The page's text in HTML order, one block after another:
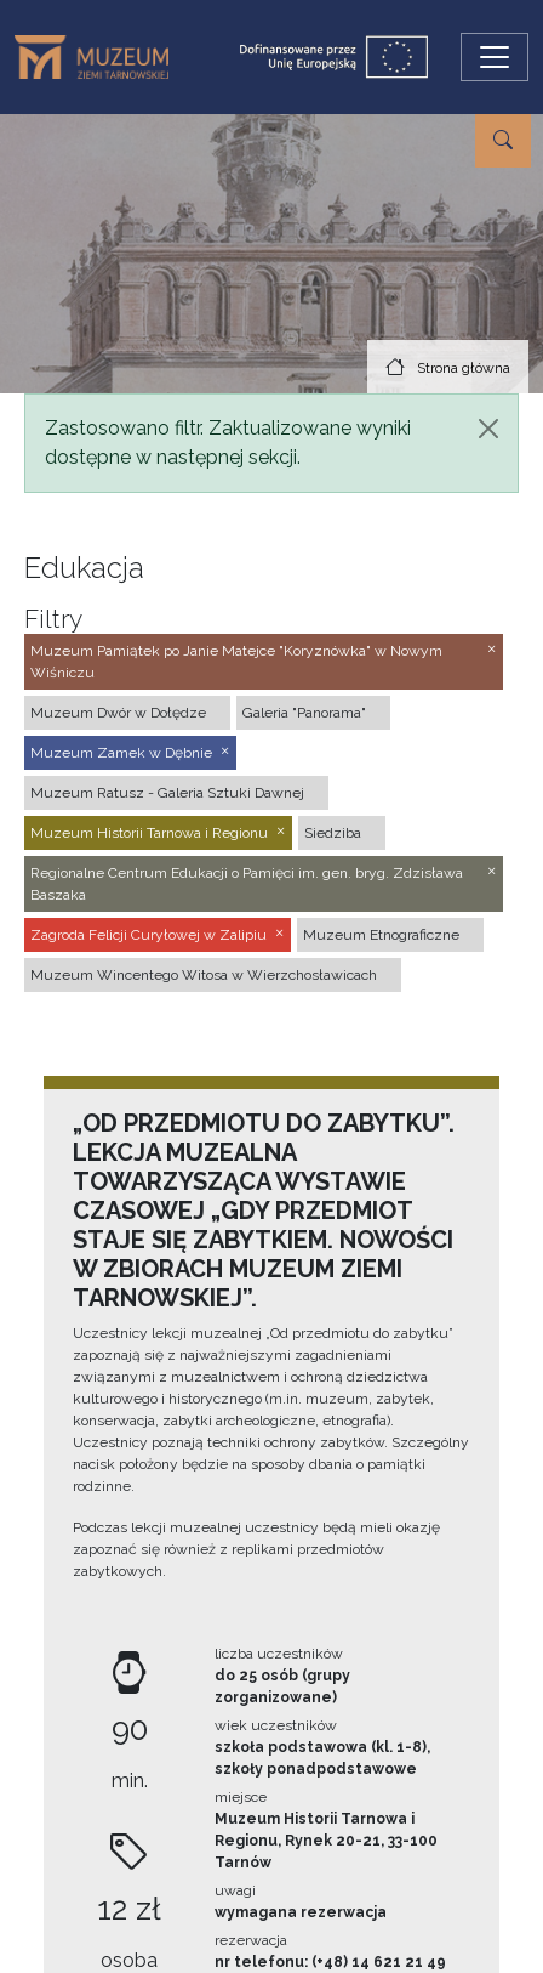
Strona główna
Komunikat
Zastosowano filtr. Zaktualizowane wyniki
dostępne w następnej sekcji.
Edukacja
Filtry
Muzeum Pamiątek po Janie Matejce "Koryznówka" w Nowym
Wiśniczu
Muzeum Dwór w Dołędze Galeria "Panorama"
Muzeum Zamek w Dębnie
Muzeum Ratusz - Galeria Sztuki Dawnej
Muzeum Historii Tarnowa i Regionu Siedziba
Regionalne Centrum Edukacji o Pamięci im. gen. bryg. Zdzisława
Baszaka
Zagroda Felicji Curyłowej w Zalipiu Muzeum Etnograficzne
Muzeum Wincentego Witosa w Wierzchosławicach
„OD PRZEDMIOTU DO ZABYTKU”.
LEKCJA MUZEALNA
TOWARZYSZĄCA WYSTAWIE
CZASOWEJ „GDY PRZEDMIOT
STAJE SIĘ ZABYTKIEM. NOWOŚCI
W ZBIORACH MUZEUM ZIEMI
TARNOWSKIEJ”.
Uczestnicy lekcji muzealnej „Od przedmiotu do zabytku”
zapoznają się z najważniejszymi zagadnieniami
związanymi z muzealnictwem i ochroną dziedzictwa
kulturowego i historycznego (m.in. muzeum, zabytek,
konserwacja, zabytki archeologiczne, etnografia).
Uczestnicy poznają techniki ochrony zabytków. Szczególny
nacisk położony będzie na sposoby dbania o pamiątki
rodzinne.
Podczas lekcji muzealnej uczestnicy będą mieli okazję
zapoznać się również z replikami przedmiotów
zabytkowych.
90
min.
12 zł
osoba
liczba uczestników
do 25 osób (grupy
zorganizowane)
wiek uczestników
szkoła podstawowa (kl. 1-8),
szkoły ponadpodstawowe
miejsce
Muzeum Historii Tarnowa i
Regionu, Rynek 20-21, 33-100
Tarnów
uwagi
wymagana rezerwacja
rezerwacja
nr telefonu: (+48) 14 621 21 49